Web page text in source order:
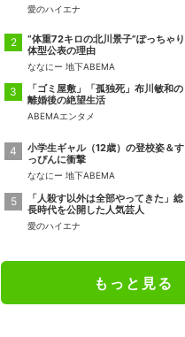
愛のハイエナ
“体重72キロの北川景子”ぽっちゃり
体型公表の理由
ななにー 地下ABEMA
「ゴミ屋敷」「孤独死」布川敏和の
離婚後の絶望生活
ABEMAエンタメ
小学生ギャル（12歳）の登校姿＆す
っぴんに衝撃
ななにー 地下ABEMA
「人殺す以外は全部やってきた」総
長時代を公開した人気芸人
愛のハイエナ
もっと見る